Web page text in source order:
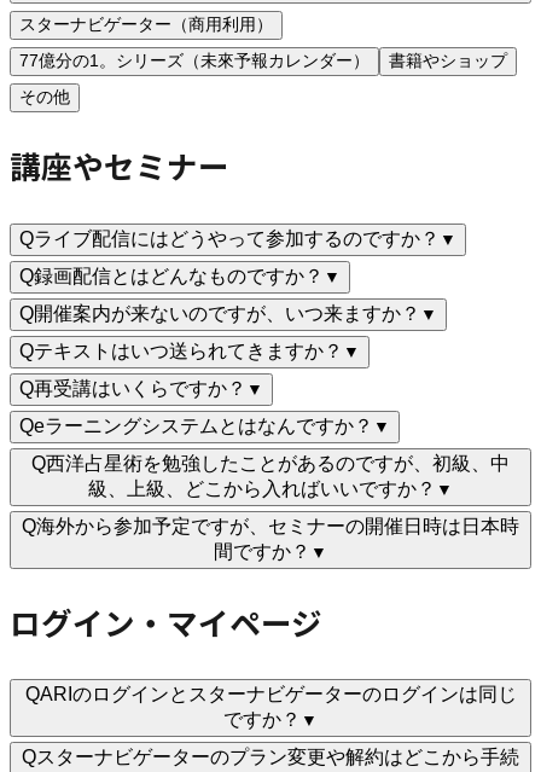
スターナビゲーター（商用利用）
77億分の1。シリーズ（未來予報カレンダー）
書籍やショップ
その他
講座やセミナー
Qライブ配信にはどうやって参加するのですか？ ▼
Q録画配信とはどんなものですか？ ▼
Q開催案内が来ないのですが、いつ来ますか？ ▼
Qテキストはいつ送られてきますか？ ▼
Q再受講はいくらですか？ ▼
Qeラーニングシステムとはなんですか？ ▼
Q西洋占星術を勉強したことがあるのですが、初級、中
級、上級、どこから入ればいいですか？ ▼
Q海外から参加予定ですが、セミナーの開催日時は日本時
間ですか？ ▼
ログイン・マイページ
QARIのログインとスターナビゲーターのログインは同じ
ですか？ ▼
Qスターナビゲーターのプラン変更や解約はどこから手続